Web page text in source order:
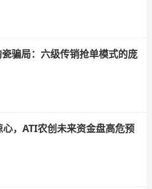
骗局：六级传销抢单模式的庞
，ATI农创未来资金盘高危预